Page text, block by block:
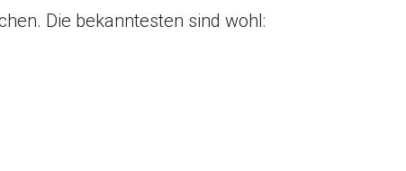
Die bekanntesten sind wohl: